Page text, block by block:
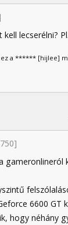
lecserélni?
ez a ****** [hijlee]
gameronlineról
6600 GT
hogy néhány